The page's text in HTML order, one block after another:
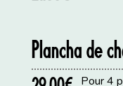
Plancha de
Pour 4